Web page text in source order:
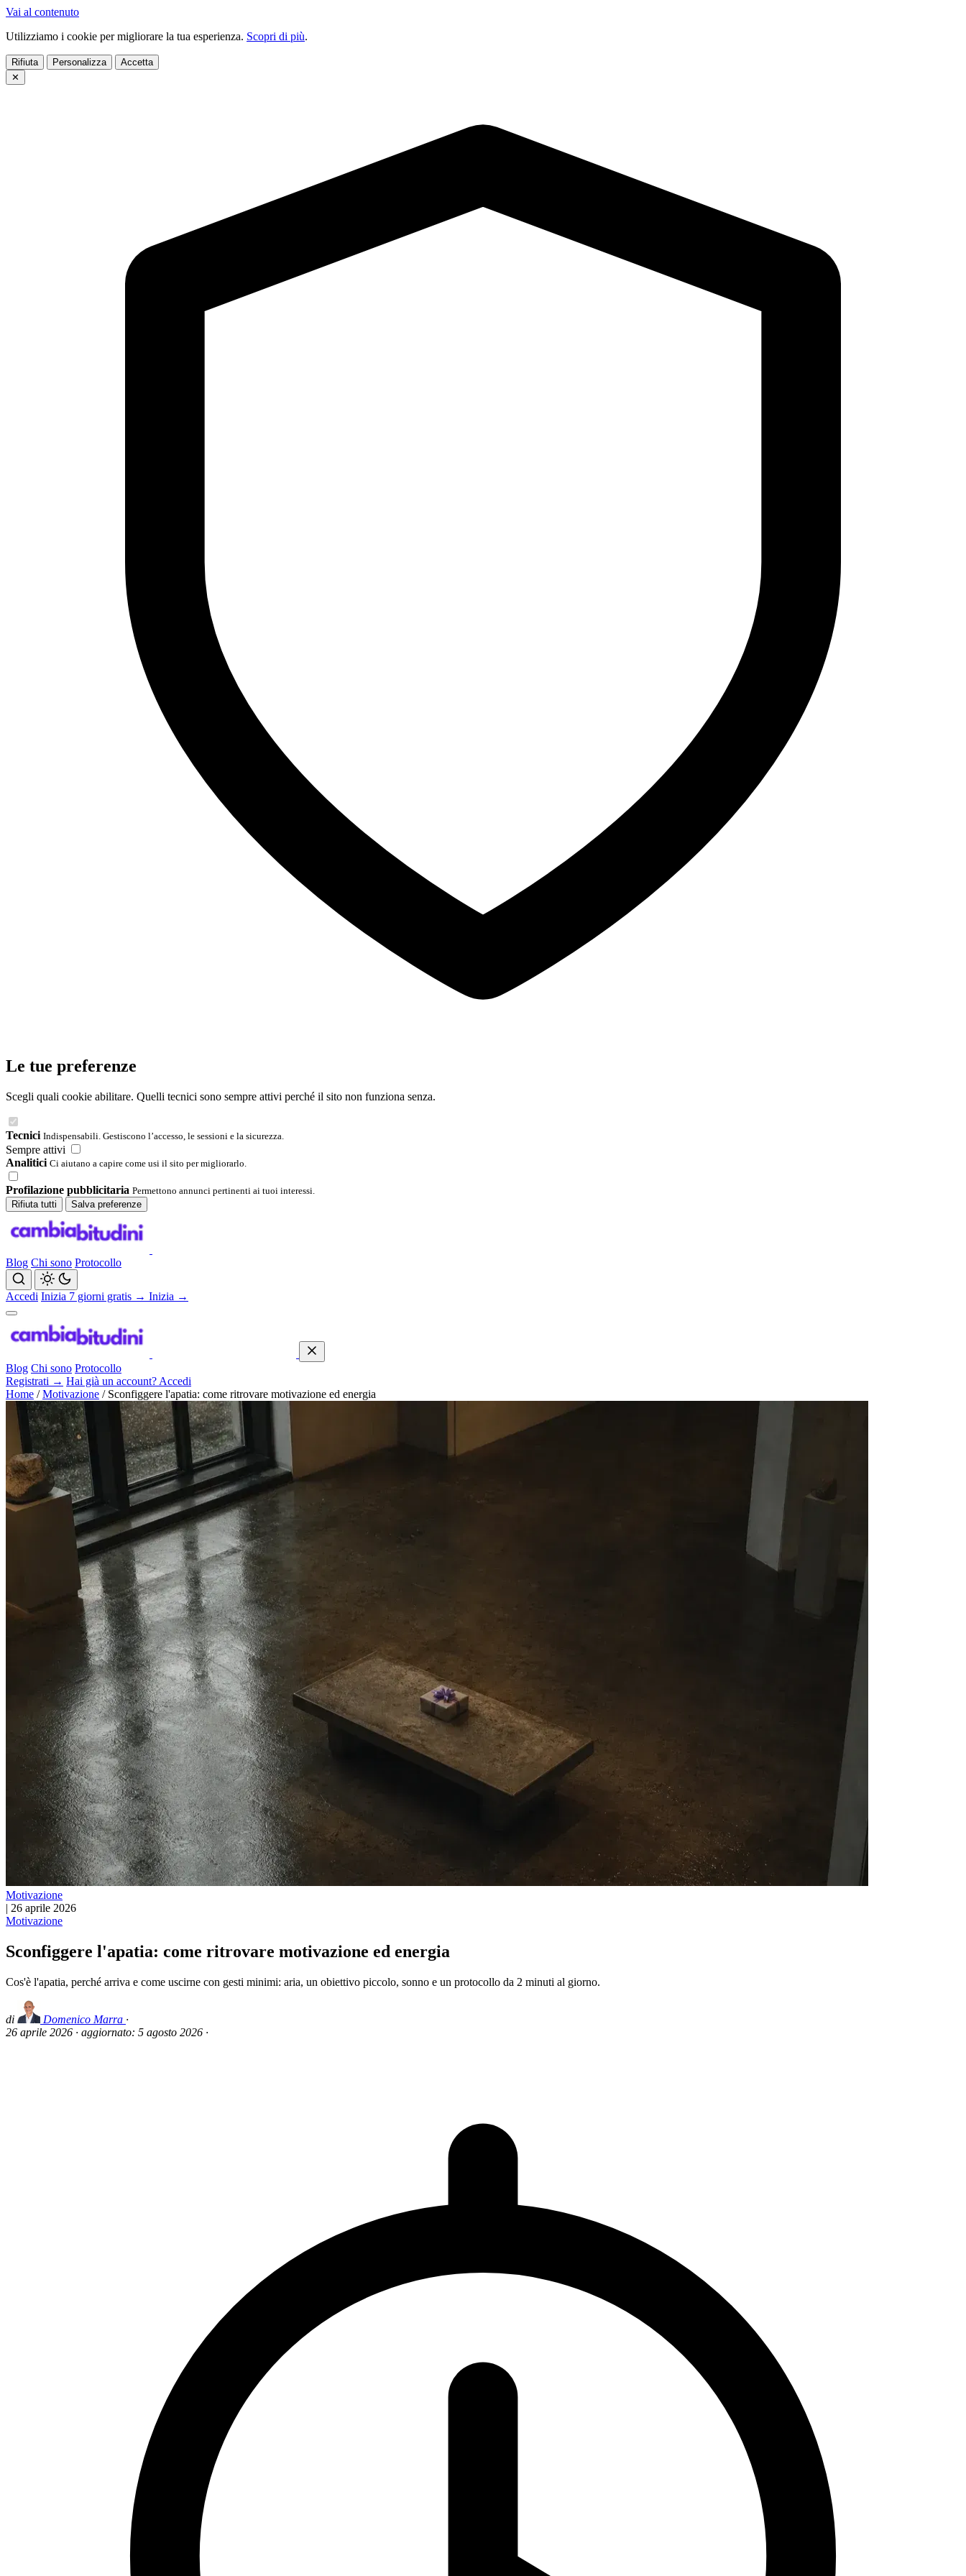
Vai al contenuto
Utilizziamo i cookie per migliorare la tua esperienza. Scopri di più.
Rifiuta Personalizza
Accetta
✕
Le tue preferenze
Scegli quali cookie abilitare. Quelli tecnici sono sempre attivi perché il sito non funziona senza.
Tecnici Indispensabili. Gestiscono l’accesso, le sessioni e la sicurezza.
Sempre attivi
Analitici Ci aiutano a capire come usi il sito per migliorarlo.
Profilazione pubblicitaria Permettono annunci pertinenti ai tuoi interessi.
Rifiuta tutti
Salva preferenze
Blog Chi sono Protocollo
Accedi Inizia 7 giorni gratis → Inizia →
Blog Chi sono Protocollo
Registrati → Hai già un account? Accedi
Home / Motivazione / Sconfiggere l'apatia: come ritrovare motivazione ed energia
Motivazione
| 26 aprile 2026
Motivazione
Sconfiggere l'apatia: come ritrovare motivazione ed energia
Cos'è l'apatia, perché arriva e come uscirne con gesti minimi: aria, un obiettivo piccolo, sonno e un protocollo da 2 minuti al giorno.
di Domenico Marra ·
26 aprile 2026 · aggiornato: 5 agosto 2026 ·